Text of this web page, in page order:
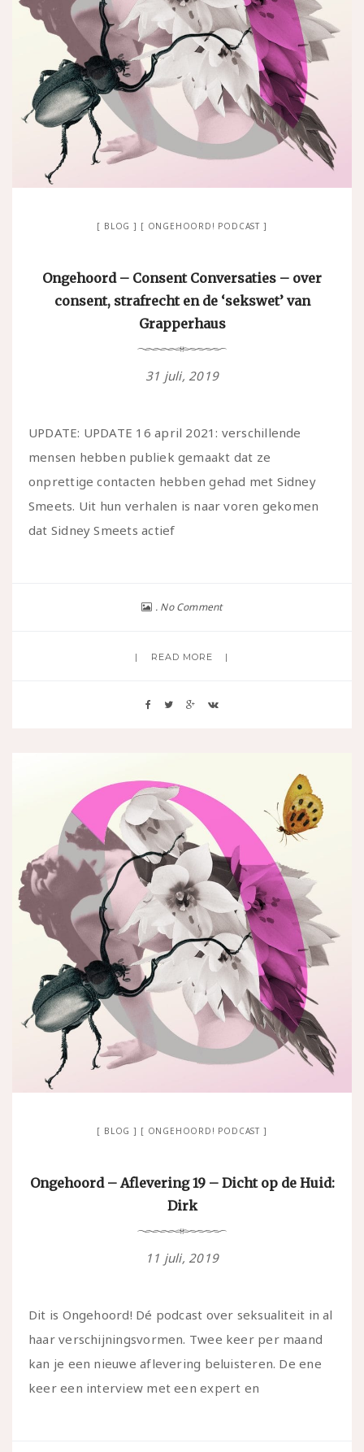
BLOG ONGEHOORD! PODCAST
Ongehoord – Consent Conversaties – over
consent, strafrecht en de ‘sekswet’ van
Grapperhaus
31 juli, 2019
UPDATE: UPDATE 16 april 2021: verschillende
mensen hebben publiek gemaakt dat ze
onprettige contacten hebben gehad met Sidney
Smeets. Uit hun verhalen is naar voren gekomen
dat Sidney Smeets actief
No Comment
READ MORE
BLOG ONGEHOORD! PODCAST
Ongehoord – Aflevering 19 – Dicht op de Huid:
Dirk
11 juli, 2019
Dit is Ongehoord! Dé podcast over seksualiteit in al
haar verschijningsvormen. Twee keer per maand
kan je een nieuwe aflevering beluisteren. De ene
keer een interview met een expert en